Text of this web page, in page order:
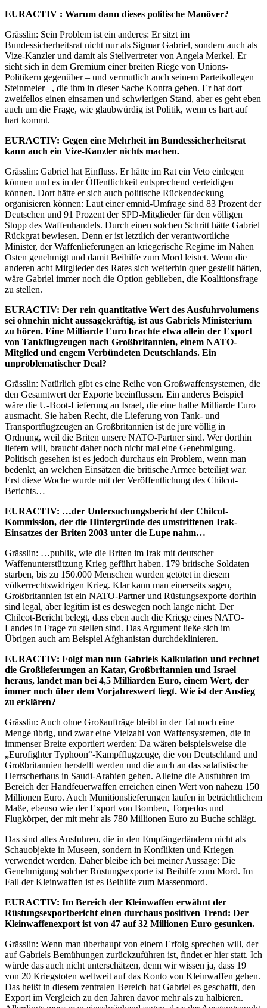
EURACTIV : Warum dann dieses politische Manöver?
Grässlin: Sein Problem ist ein anderes: Er sitzt im
Bundessicherheitsrat nicht nur als Sigmar Gabriel, sondern auch als
Vize-Kanzler und damit als Stellvertreter von Angela Merkel. Er
sieht sich in dem Gremium einer breiten Riege von Unions-
Politikern gegenüber – und vermutlich auch seinem Parteikollegen
Steinmeier –, die ihm in dieser Sache Kontra geben. Er hat dort
zweifellos einen einsamen und schwierigen Stand, aber es geht eben
auch um die Frage, wie glaubwürdig ist Politik, wenn es hart auf
hart kommt.
EURACTIV: Gegen eine Mehrheit im Bundessicherheitsrat
kann auch ein Vize-Kanzler nichts machen.
Grässlin: Gabriel hat Einfluss. Er hätte im Rat ein Veto einlegen
können und es in der Öffentlichkeit entsprechend verteidigen
können. Dort hätte er sich auch politische Rückendeckung
organisieren können: Laut einer emnid-Umfrage sind 83 Prozent der
Deutschen und 91 Prozent der SPD-Mitglieder für den völligen
Stopp des Waffenhandels. Durch einen solchen Schritt hätte Gabriel
Rückgrat bewiesen. Denn er ist letztlich der verantwortliche
Minister, der Waffenlieferungen an kriegerische Regime im Nahen
Osten genehmigt und damit Beihilfe zum Mord leistet. Wenn die
anderen acht Mitglieder des Rates sich weiterhin quer gestellt hätten,
wäre Gabriel immer noch die Option geblieben, die Koalitionsfrage
zu stellen.
EURACTIV: Der rein quantitative Wert des Ausfuhrvolumens
sei ohnehin nicht aussagekräftig, ist aus Gabriels Ministerium
zu hören. Eine Milliarde Euro brachte etwa allein der Export
von Tankflugzeugen nach Großbritannien, einem NATO-
Mitglied und engem Verbündeten Deutschlands. Ein
unproblematischer Deal?
Grässlin: Natürlich gibt es eine Reihe von Großwaffensystemen, die
den Gesamtwert der Exporte beeinflussen. Ein anderes Beispiel
wäre die U-Boot-Lieferung an Israel, die eine halbe Milliarde Euro
ausmacht. Sie haben Recht, die Lieferung von Tank- und
Transportflugzeugen an Großbritannien ist de jure völlig in
Ordnung, weil die Briten unsere NATO-Partner sind. Wer dorthin
liefern will, braucht daher noch nicht mal eine Genehmigung.
Politisch gesehen ist es jedoch durchaus ein Problem, wenn man
bedenkt, an welchen Einsätzen die britische Armee beteiligt war.
Erst diese Woche wurde mit der Veröffentlichung des Chilcot-
Berichts…
EURACTIV: …der Untersuchungsbericht der Chilcot-
Kommission, der die Hintergründe des umstrittenen Irak-
Einsatzes der Briten 2003 unter die Lupe nahm…
Grässlin: …publik, wie die Briten im Irak mit deutscher
Waffenunterstützung Krieg geführt haben. 179 britische Soldaten
starben, bis zu 150.000 Menschen wurden getötet in diesem
völkerrechtswidrigen Krieg. Klar kann man einerseits sagen,
Großbritannien ist ein NATO-Partner und Rüstungsexporte dorthin
sind legal, aber legitim ist es deswegen noch lange nicht. Der
Chilcot-Bericht belegt, dass eben auch die Kriege eines NATO-
Landes in Frage zu stellen sind. Das Argument ließe sich im
Übrigen auch am Beispiel Afghanistan durchdeklinieren.
EURACTIV: Folgt man nun Gabriels Kalkulation und rechnet
die Großlieferungen an Katar, Großbritannien und Israel
heraus, landet man bei 4,5 Milliarden Euro, einem Wert, der
immer noch über dem Vorjahreswert liegt. Wie ist der Anstieg
zu erklären?
Grässlin: Auch ohne Großaufträge bleibt in der Tat noch eine
Menge übrig, und zwar eine Vielzahl von Waffensystemen, die in
immenser Breite exportiert werden: Da wären beispielsweise die
„Eurofighter Typhoon“-Kampfflugzeuge, die von Deutschland und
Großbritannien herstellt werden und die auch an das salafistische
Herrscherhaus in Saudi-Arabien gehen. Alleine die Ausfuhren im
Bereich der Handfeuerwaffen erreichen einen Wert von nahezu 150
Millionen Euro. Auch Munitionslieferungen laufen in beträchtlichem
Maße, ebenso wie der Export von Bomben, Torpedos und
Flugkörper, der mit mehr als 780 Millionen Euro zu Buche schlägt.
Das sind alles Ausfuhren, die in den Empfängerländern nicht als
Schauobjekte in Museen, sondern in Konflikten und Kriegen
verwendet werden. Daher bleibe ich bei meiner Aussage: Die
Genehmigung solcher Rüstungsexporte ist Beihilfe zum Mord. Im
Fall der Kleinwaffen ist es Beihilfe zum Massenmord.
EURACTIV: Im Bereich der Kleinwaffen erwähnt der
Rüstungsexportbericht einen durchaus positiven Trend: Der
Kleinwaffenexport ist von 47 auf 32 Millionen Euro gesunken.
Grässlin: Wenn man überhaupt von einem Erfolg sprechen will, der
auf Gabriels Bemühungen zurückzuführen ist, findet er hier statt. Ich
würde das auch nicht unterschätzen, denn wir wissen ja, dass 19
von 20 Kriegstoten weltweit auf das Konto von Kleinwaffen gehen.
Das heißt in diesem zentralen Bereich hat Gabriel es geschafft, den
Export im Vergleich zu den Jahren davor mehr als zu halbieren.